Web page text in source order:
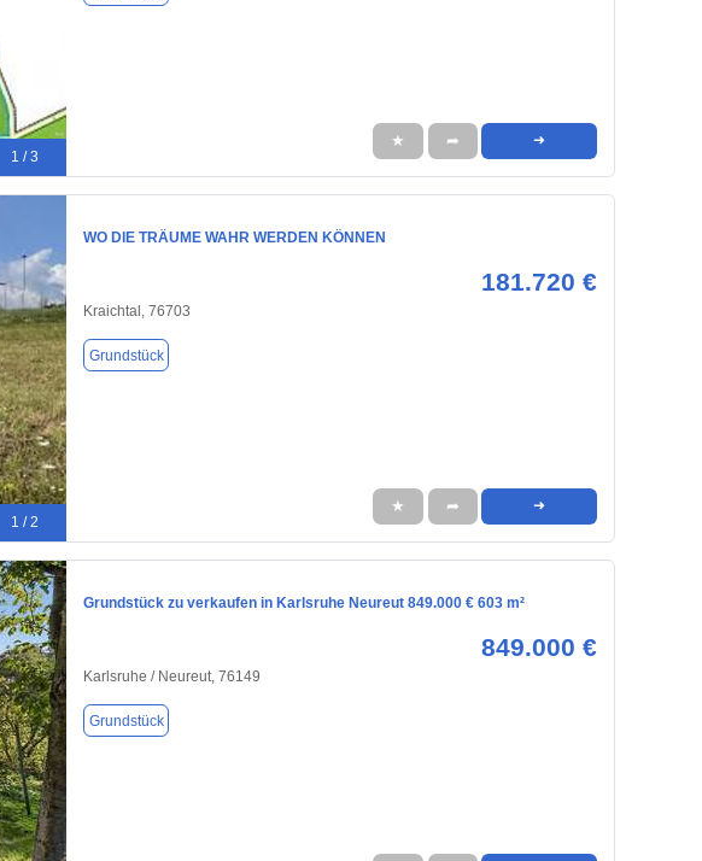
1 / 3
★ ➦ ➜
1 / 2
WO DIE TRÄUME WAHR WERDEN KÖNNEN
181.720 €
Kraichtal, 76703
Grundstück
★ ➦ ➜
Grundstück zu verkaufen in Karlsruhe Neureut 849.000 € 603 m²
849.000 €
Karlsruhe / Neureut, 76149
Grundstück